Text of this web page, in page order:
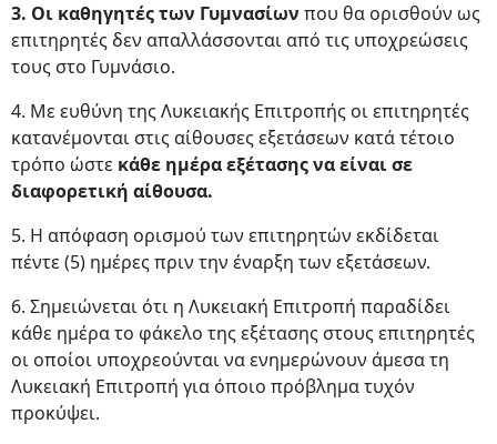
3. Οι καθηγητές των Γυμνασίων που θα ορισθούν ως
επιτηρητές δεν απαλλάσσονται από τις υποχρεώσεις
τους στο Γυμνάσιο.
4. Με ευθύνη της Λυκειακής Επιτροπής οι επιτηρητές
κατανέμονται στις αίθουσες εξετάσεων κατά τέτοιο
τρόπο ώστε κάθε ημέρα εξέτασης να είναι σε
διαφορετική αίθουσα.
5. Η απόφαση ορισμού των επιτηρητών εκδίδεται
πέντε (5) ημέρες πριν την έναρξη των εξετάσεων.
6. Σημειώνεται ότι η Λυκειακή Επιτροπή παραδίδει
κάθε ημέρα το φάκελο της εξέτασης στους επιτηρητές
οι οποίοι υποχρεούνται να ενημερώνουν άμεσα τη
Λυκειακή Επιτροπή για όποιο πρόβλημα τυχόν
προκύψει.